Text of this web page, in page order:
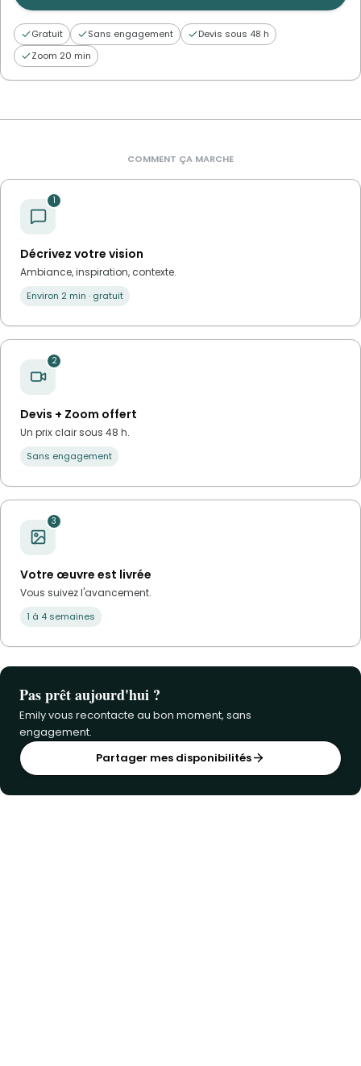
Gratuit Sans engagement
Devis sous 48 h
Zoom 20 min
COMMENT ÇA MARCHE
1
Décrivez votre vision
Ambiance, inspiration, contexte.
Environ 2 min · gratuit
2
Devis + Zoom offert
Un prix clair sous 48 h.
Sans engagement
3
Votre œuvre est livrée
Vous suivez l'avancement.
1 à 4 semaines
Pas prêt aujourd'hui ?
Emily vous recontacte au bon moment, sans
engagement.
Partager mes disponibilités